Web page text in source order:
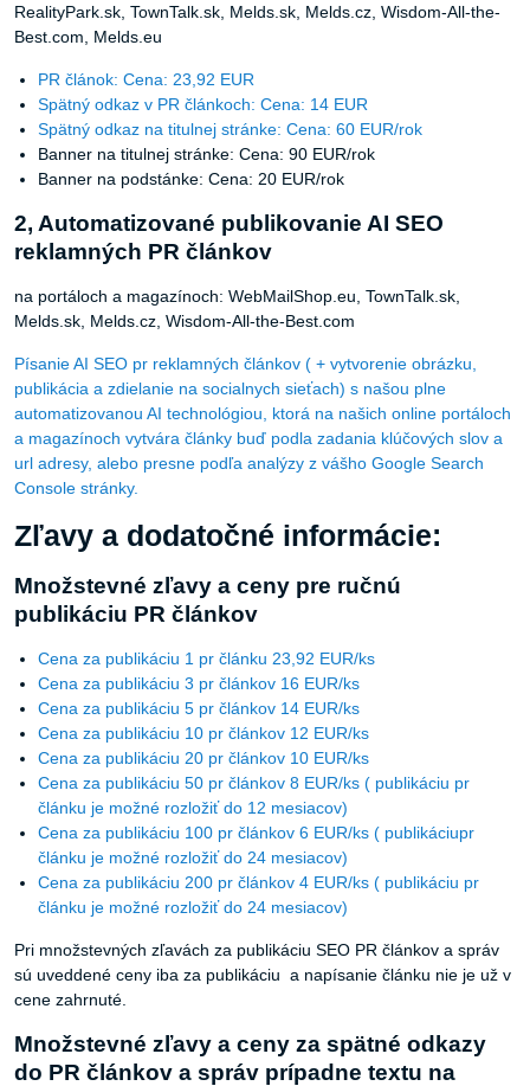
RealityPark.sk, TownTalk.sk, Melds.sk, Melds.cz, Wisdom-All-the-
Best.com, Melds.eu
PR článok: Cena: 23,92 EUR
Spätný odkaz v PR článkoch: Cena: 14 EUR
Spätný odkaz na titulnej stránke: Cena: 60 EUR/rok
Banner na titulnej stránke: Cena: 90 EUR/rok
Banner na podstánke: Cena: 20 EUR/rok
2, Automatizované publikovanie AI SEO
reklamných PR článkov
na portáloch a magazínoch: WebMailShop.eu, TownTalk.sk,
Melds.sk, Melds.cz, Wisdom-All-the-Best.com
Písanie AI SEO pr reklamných článkov ( + vytvorenie obrázku,
publikácia a zdielanie na socialnych sieťach) s našou plne
automatizovanou AI technológiou, ktorá na našich online portáloch
a magazínoch vytvára články buď podla zadania klúčových slov a
url adresy, alebo presne podľa analýzy z vášho Google Search
Console stránky.
Zľavy a dodatočné informácie:
Množstevné zľavy a ceny pre ručnú
publikáciu PR článkov
Cena za publikáciu 1 pr článku 23,92 EUR/ks
Cena za publikáciu 3 pr článkov 16 EUR/ks
Cena za publikáciu 5 pr článkov 14 EUR/ks
Cena za publikáciu 10 pr článkov 12 EUR/ks
Cena za publikáciu 20 pr článkov 10 EUR/ks
Cena za publikáciu 50 pr článkov 8 EUR/ks ( publikáciu pr
článku je možné rozložiť do 12 mesiacov)
Cena za publikáciu 100 pr článkov 6 EUR/ks ( publikáciupr
článku je možné rozložiť do 24 mesiacov)
Cena za publikáciu 200 pr článkov 4 EUR/ks ( publikáciu pr
článku je možné rozložiť do 24 mesiacov)
Pri množstevných zľavách za publikáciu SEO PR článkov a správ
sú uveddené ceny iba za publikáciu a napísanie článku nie je už v
cene zahrnuté.
Množstevné zľavy a ceny za spätné odkazy
do PR článkov a správ prípadne textu na